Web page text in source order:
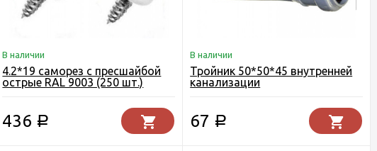
В наличии
4.2*19 саморез с пресшайбой
острые RAL 9003 (250 шт.)
436 Р
В наличии
Тройник 50*50*45 внутренней
канализации
67 Р